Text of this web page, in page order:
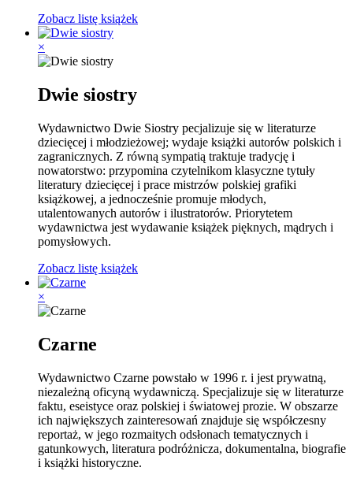
Zobacz listę książek
×
Dwie siostry
Wydawnictwo Dwie Siostry pecjalizuje się w literaturze
dziecięcej i młodzieżowej; wydaje książki autorów polskich i
zagranicznych. Z równą sympatią traktuje tradycję i
nowatorstwo: przypomina czytelnikom klasyczne tytuły
literatury dziecięcej i prace mistrzów polskiej grafiki
książkowej, a jednocześnie promuje młodych,
utalentowanych autorów i ilustratorów. Priorytetem
wydawnictwa jest wydawanie książek pięknych, mądrych i
pomysłowych.
Zobacz listę książek
×
Czarne
Wydawnictwo Czarne powstało w 1996 r. i jest prywatną,
niezależną oficyną wydawniczą. Specjalizuje się w literaturze
faktu, eseistyce oraz polskiej i światowej prozie. W obszarze
ich największych zainteresowań znajduje się współczesny
reportaż, w jego rozmaitych odsłonach tematycznych i
gatunkowych, literatura podróżnicza, dokumentalna, biografie
i książki historyczne.